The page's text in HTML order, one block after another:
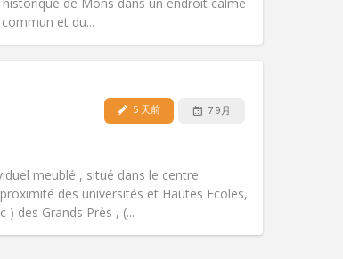
et du...
其他
5 天前 7 9月
meublé , situé dans le centre
des universités et Hautes Ecoles,
des Grands Près , (...
其他
氛围: 学习氛围